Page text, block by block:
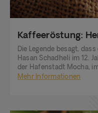
Kaffeeröstung:
Die Legende besagt,
Hasan Schadheli im 12.
der Hafenstadt Mocha,
extremen Süden des
Mehr Informationen